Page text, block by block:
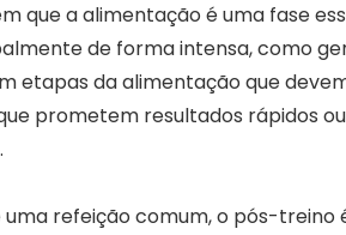
que a alimentação é uma fase
de forma intensa, como
etapas da alimentação que
prometem resultados rápidos
uma refeição comum, o pós-